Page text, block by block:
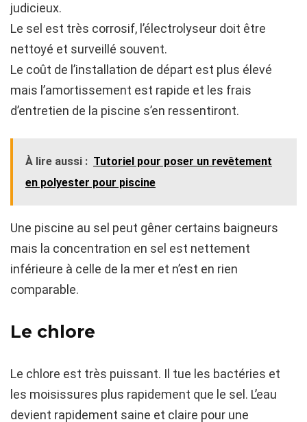
judicieux.
Le sel est très corrosif, l’électrolyseur doit être
nettoyé et surveillé souvent.
Le coût de l’installation de départ est plus élevé
mais l’amortissement est rapide et les frais
d’entretien de la piscine s’en ressentiront.
À lire aussi : Tutoriel pour poser un revêtement
en polyester pour piscine
Une piscine au sel peut gêner certains baigneurs
mais la concentration en sel est nettement
inférieure à celle de la mer et n’est en rien
comparable.
Le chlore
Le chlore est très puissant. Il tue les bactéries et
les moisissures plus rapidement que le sel. L’eau
devient rapidement saine et claire pour une